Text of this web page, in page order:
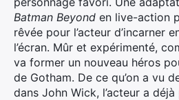
Batman Beyond en live-action
rêvée pour l’acteur d’incarner
l’écran. Mûr et expérimenté,
va former un nouveau héros
de Gotham. De ce qu’on a vu
dans John Wick, l’acteur a